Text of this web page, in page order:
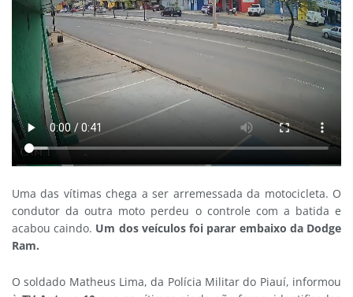
Uma das vítimas chega a ser arremessada da motocicleta. O
condutor da outra moto perdeu o controle com a batida e
acabou caindo. Um dos veículos foi parar embaixo da Dodge
Ram.
O soldado Matheus Lima, da Polícia Militar do Piauí, informou